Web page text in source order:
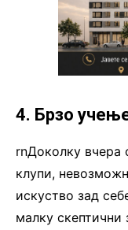
4. Брзо
rnДоколку вчера
клупи,
искуство зад
малку скептични